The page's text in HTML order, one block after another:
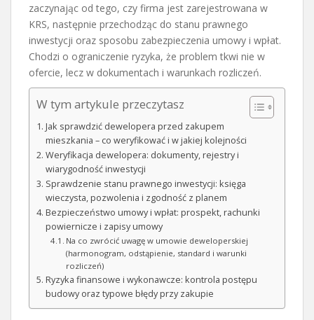
zaczynając od tego, czy firma jest zarejestrowana w
KRS, następnie przechodząc do stanu prawnego
inwestycji oraz sposobu zabezpieczenia umowy i wpłat.
Chodzi o ograniczenie ryzyka, że problem tkwi nie w
ofercie, lecz w dokumentach i warunkach rozliczeń.
W tym artykule przeczytasz
Jak sprawdzić dewelopera przed zakupem
mieszkania – co weryfikować i w jakiej kolejności
Weryfikacja dewelopera: dokumenty, rejestry i
wiarygodność inwestycji
Sprawdzenie stanu prawnego inwestycji: księga
wieczysta, pozwolenia i zgodność z planem
Bezpieczeństwo umowy i wpłat: prospekt, rachunki
powiernicze i zapisy umowy
Na co zwrócić uwagę w umowie deweloperskiej
(harmonogram, odstąpienie, standard i warunki
rozliczeń)
Ryzyka finansowe i wykonawcze: kontrola postępu
budowy oraz typowe błędy przy zakupie